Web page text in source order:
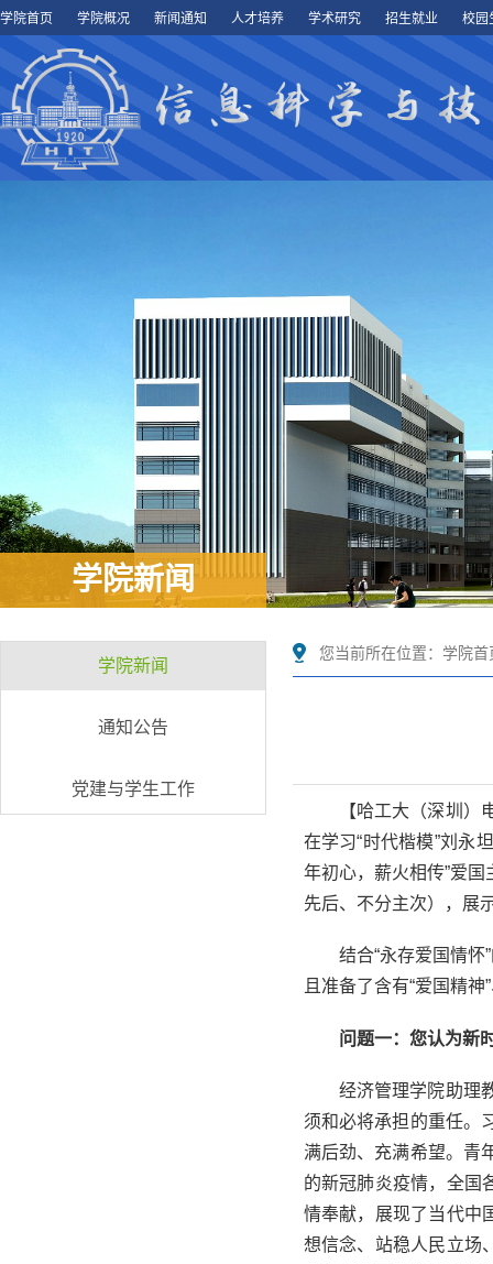
学院首页 学院概况 新闻通知 人才培养 学术研究 招生就业 校园
学院新闻
学院新闻
通知公告
党建与学生工作
您当前所在位置： 学院首
【哈工大（深圳
在学习“时代楷模”刘永
年初心，薪火相传”爱
先后、不分主次），展
结合“永存爱国情
且准备了含有“爱国精
问题一：您认为新
经济管理学院助理
须和必将承担的重任。
满后劲、充满希望。青
的新冠肺炎疫情，全国
情奉献，展现了当代中
想信念、站稳人民立场